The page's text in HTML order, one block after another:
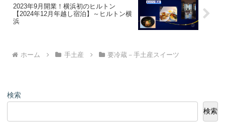
2023年9月開業！横浜初のヒルトン
【2024年12月年越し宿泊】～ヒルトン横
浜
ホーム 手土産 要冷蔵－手土産スイーツ
検索
検索